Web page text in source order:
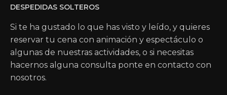
DESPEDIDAS SOLTEROS
Si te ha gustado lo que has visto y leído, y quieres
reservar tu cena con animación y espectáculo o
algunas de nuestras actividades, o si necesitas
hacernos alguna consulta ponte en contacto con
nosotros.